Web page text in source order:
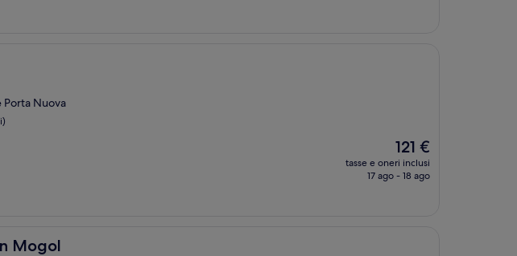
Porta Nuova
Il
prezzo
attuale
121 €
tasse e oneri inclusi
17 ago - 18 ago
Mogol